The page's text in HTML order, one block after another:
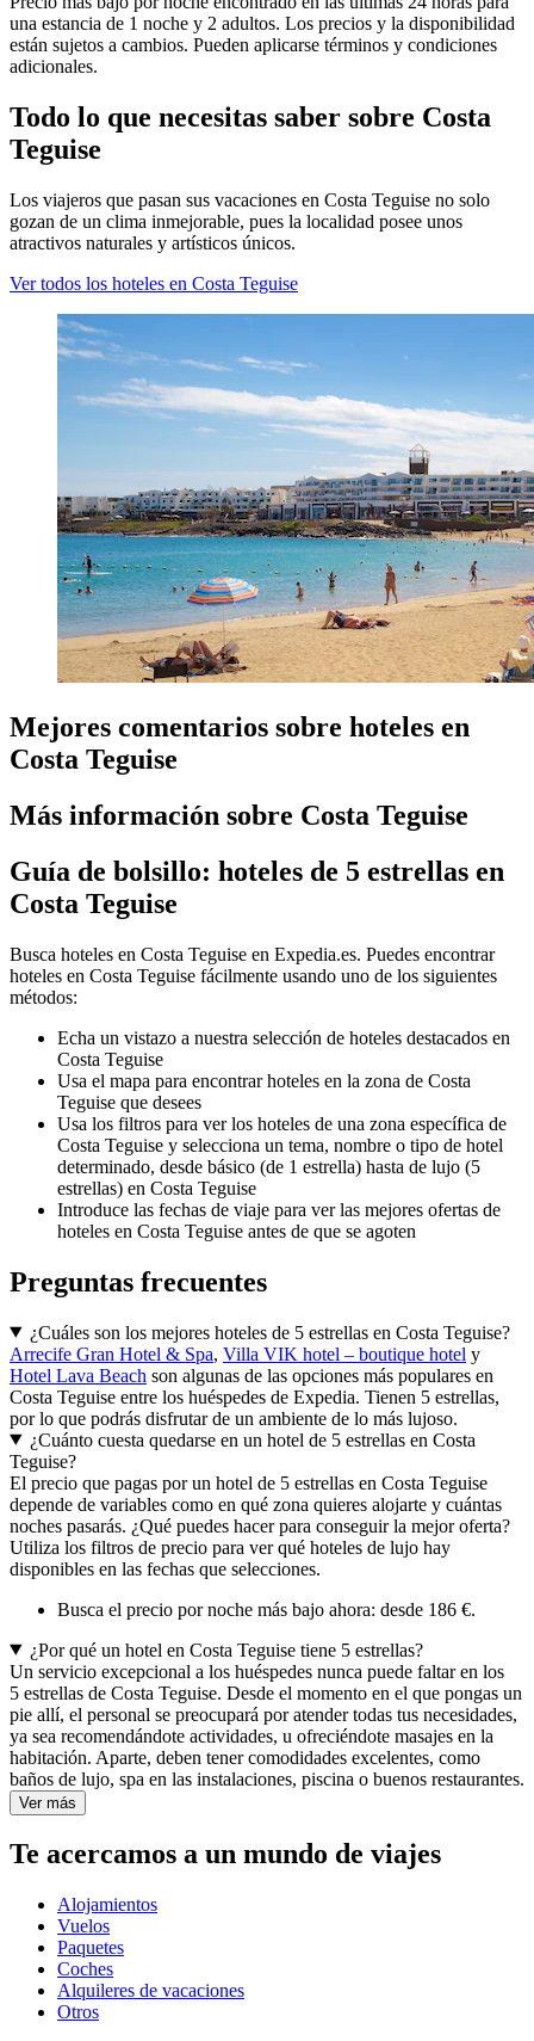
una estancia de 1 noche y 2 adultos. Los precios y la disponibilidad
están sujetos a cambios. Pueden aplicarse términos y condiciones
adicionales.
Todo lo que necesitas saber sobre Costa
Teguise
Los viajeros que pasan sus vacaciones en Costa Teguise no solo
gozan de un clima inmejorable, pues la localidad posee unos
atractivos naturales y artísticos únicos.
Ver todos los hoteles en Costa Teguise
Mejores comentarios sobre hoteles en
Costa Teguise
Más información sobre Costa Teguise
Guía de bolsillo: hoteles de 5 estrellas en
Costa Teguise
Busca hoteles en Costa Teguise en Expedia.es. Puedes encontrar
hoteles en Costa Teguise fácilmente usando uno de los siguientes
métodos:
Echa un vistazo a nuestra selección de hoteles destacados en
Costa Teguise
Usa el mapa para encontrar hoteles en la zona de Costa
Teguise que desees
Usa los filtros para ver los hoteles de una zona específica de
Costa Teguise y selecciona un tema, nombre o tipo de hotel
determinado, desde básico (de 1 estrella) hasta de lujo (5
estrellas) en Costa Teguise
Introduce las fechas de viaje para ver las mejores ofertas de
hoteles en Costa Teguise antes de que se agoten
Preguntas frecuentes
¿Cuáles son los mejores hoteles de 5 estrellas en Costa Teguise?
Arrecife Gran Hotel & Spa, Villa VIK hotel – boutique hotel y
Hotel Lava Beach son algunas de las opciones más populares en
Costa Teguise entre los huéspedes de Expedia. Tienen 5 estrellas,
por lo que podrás disfrutar de un ambiente de lo más lujoso.
¿Cuánto cuesta quedarse en un hotel de 5 estrellas en Costa
Teguise?
El precio que pagas por un hotel de 5 estrellas en Costa Teguise
depende de variables como en qué zona quieres alojarte y cuántas
noches pasarás. ¿Qué puedes hacer para conseguir la mejor oferta?
Utiliza los filtros de precio para ver qué hoteles de lujo hay
disponibles en las fechas que selecciones.
Busca el precio por noche más bajo ahora: desde 186 €.
¿Por qué un hotel en Costa Teguise tiene 5 estrellas?
Un servicio excepcional a los huéspedes nunca puede faltar en los
5 estrellas de Costa Teguise. Desde el momento en el que pongas un
pie allí, el personal se preocupará por atender todas tus necesidades,
ya sea recomendándote actividades, u ofreciéndote masajes en la
habitación. Aparte, deben tener comodidades excelentes, como
baños de lujo, spa en las instalaciones, piscina o buenos restaurantes.
Ver más
Te acercamos a un mundo de viajes
Alojamientos
Vuelos
Paquetes
Coches
Alquileres de vacaciones
Otros